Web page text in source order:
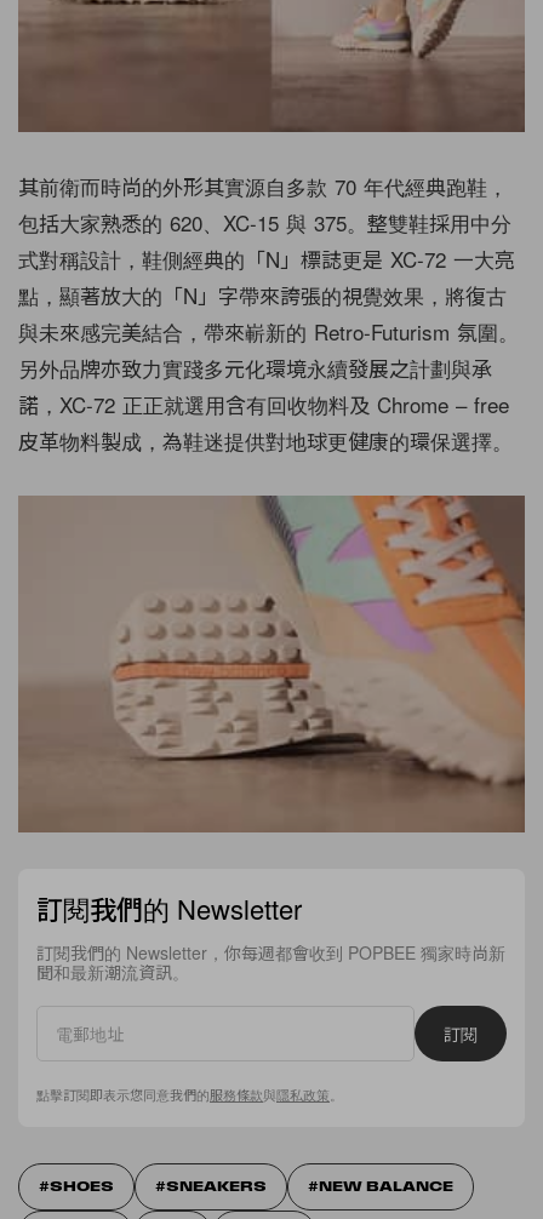
其前衛而時尚的外形其實源自多款 70 年代經典跑鞋，
包括大家熟悉的 620、XC-15 與 375。整雙鞋採用中分
式對稱設計，鞋側經典的「N」標誌更是 XC-72 一大亮
點，顯著放大的「N」字帶來誇張的視覺效果，將復古
與未來感完美結合，帶來嶄新的 Retro-Futurism 氛圍。
另外品牌亦致力實踐多元化環境永續發展之計劃與承
諾，XC-72 正正就選用含有回收物料及 Chrome – free
皮革物料製成，為鞋迷提供對地球更健康的環保選擇。
訂閱我們的 Newsletter
訂閱我們的 Newsletter，你每週都會收到 POPBEE 獨家時尚新
聞和最新潮流資訊。
訂閱
點擊訂閱即表示您同意我們的服務條款與隱私政策
SHOES SNEAKERS NEW BALANCE